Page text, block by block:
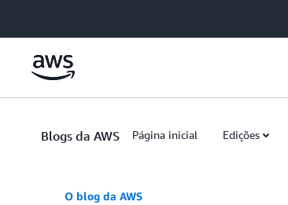
Blogs da AWS Página inicial Edições
O blog da AWS